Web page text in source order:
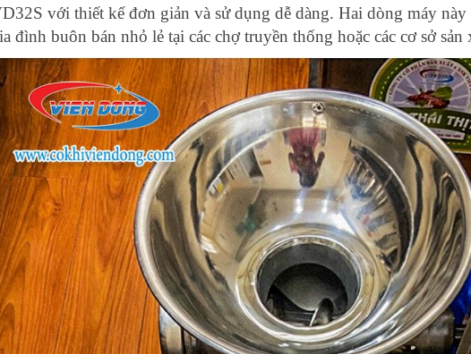
với thiết kế đơn giản và sử dụng dễ dàng. Hai dòng máy này
đình buôn bán nhỏ lẻ tại các chợ truyền thống hoặc các cơ sở